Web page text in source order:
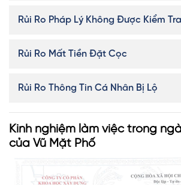
Rủi Ro Pháp Lý Không Được Kiểm
Rủi Ro Mất Tiền Đặt Cọc
Rủi Ro Thông Tin Cá Nhân Bị Lộ
Kinh nghiệm làm việc trong
của Vũ Mặt Phố